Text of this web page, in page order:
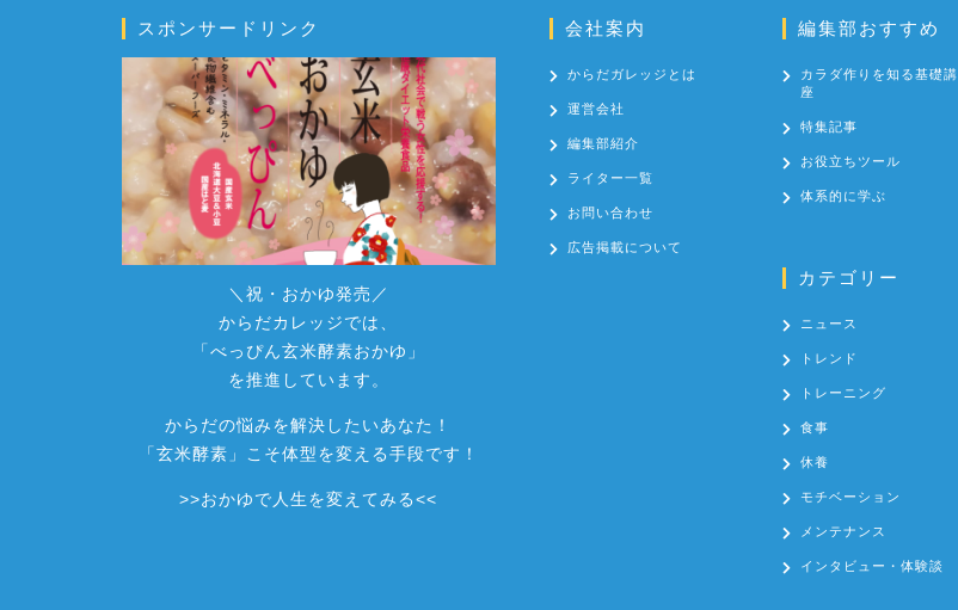
スポンサードリンク
＼祝・おかゆ発売／
からだカレッジでは、
「べっぴん玄米酵素おかゆ」
を推進しています。
からだの悩みを解決したいあなた！
「玄米酵素」こそ体型を変える手段です！
>>おかゆで人生を変えてみる<<
会社案内
からだガレッジとは
運営会社
編集部紹介
ライター一覧
お問い合わせ
広告掲載について
編集部おすすめ
カラダ作りを知る基礎講
座
特集記事
お役立ちツール
体系的に学ぶ
カテゴリー
ニュース
トレンド
トレーニング
食事
休養
モチベーション
メンテナンス
インタビュー・体験談